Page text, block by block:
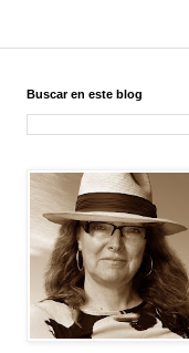
Buscar en este blog